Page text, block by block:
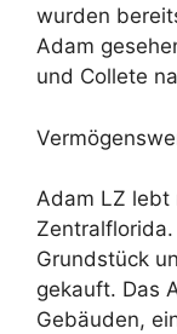
wurden
Adam
und Collete
Adam LZ lebt
Grundstück
gekauft. Das
Gebäuden,